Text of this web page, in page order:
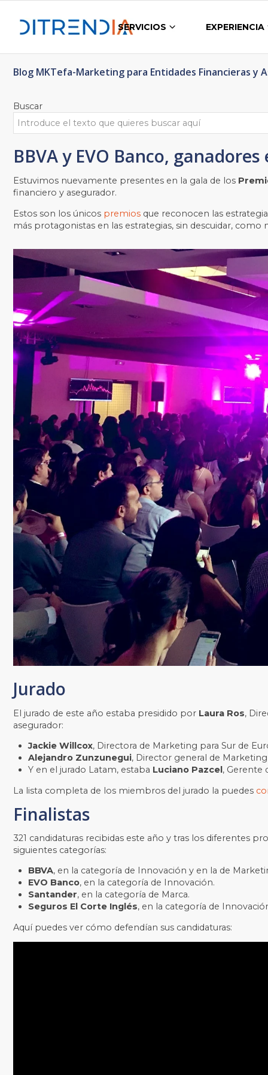
SERVICIOS EXPERIENCIA
Blog MKTefa-Marketing para Entidades Financieras y
Buscar
BBVA y EVO Banco,
Estuvimos nuevamente presentes en la gala de los
financiero y asegurador.
Estos son los únicos premios que reconocen las
más protagonistas en las estrategias, sin descuidar,
Jurado
El jurado de este año estaba presidido por Laura Ros,
asegurador:
Jackie Willcox, Directora de Marketing para Sur de
Alejandro Zunzunegui, Director general de
Y en el jurado Latam, estaba Luciano Pazcel, Gerente
La lista completa de los miembros del jurado la puedes
Finalistas
321 candidaturas recibidas este año y tras los diferentes
siguientes categorías:
BBVA, en la categoría de Innovación y en la de
EVO Banco, en la categoría de Innovación.
Santander, en la categoría de Marca.
Seguros El Corte Inglés, en la categoría de
Aquí puedes ver cómo defendían sus candidaturas: